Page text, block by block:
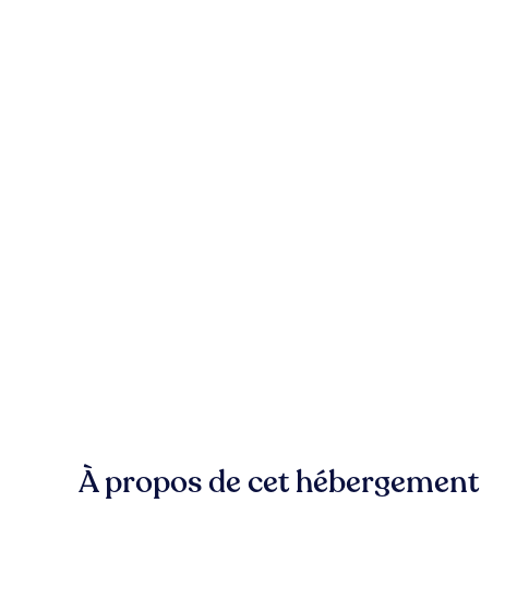
À propos de cet hébergement